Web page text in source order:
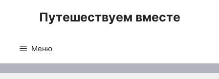
Путешествуем вместе
Меню